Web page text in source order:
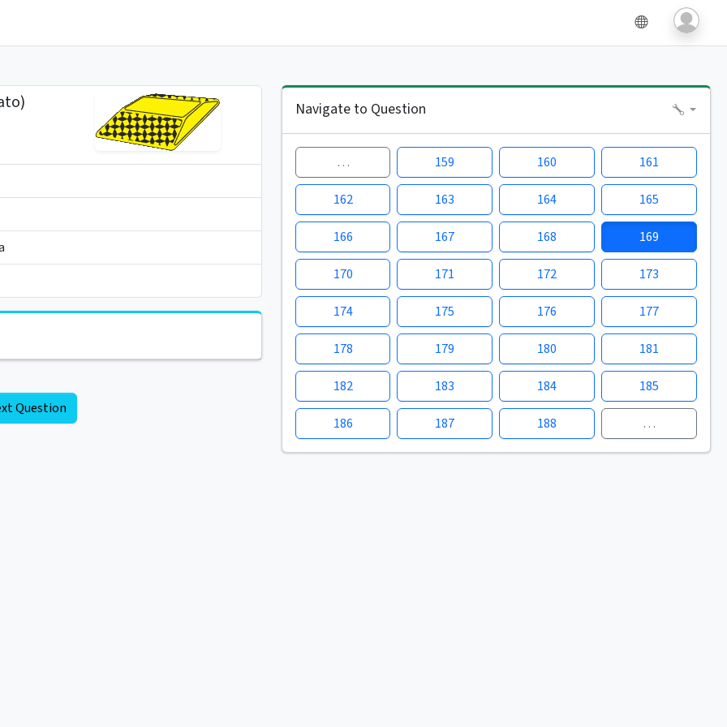
Question
Navigate to Question
… 159 160 161
162 163 164 165
166 167 168 169
170 171 172 173
174 175 176 177
178 179 180 181
182 183 184 185
186 187 188 …